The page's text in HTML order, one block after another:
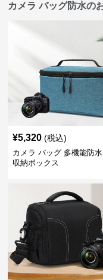
カメラ バッグ防水の
¥5,320 (税込)
カメラ バッグ 多機能防
収納ボックス